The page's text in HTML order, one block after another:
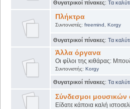
Θυγατρικοί πίνακες: Τα
Πλήκτρα
Συντονιστές: freemind Korgy
Θυγατρικοί πίνακες: Τα
Άλλα όργανα
Οι φίλοι της κιθάρας:
Συντονιστής: Korgy
Θυγατρικοί πίνακες: Τα
Σύνδεσμοι
Είδατε κάποια καλή